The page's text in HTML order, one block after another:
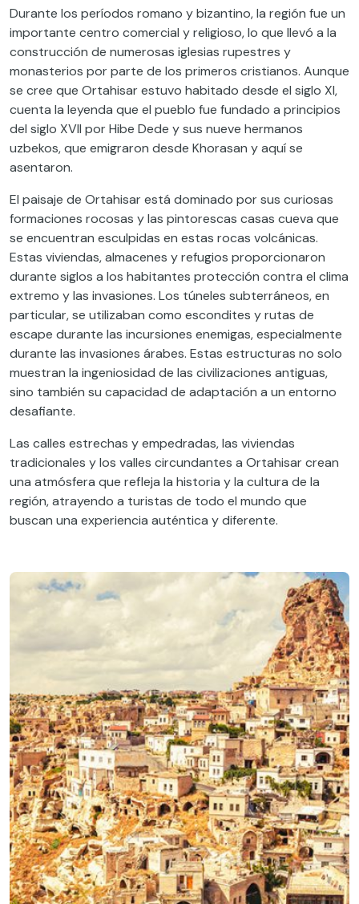
Durante los períodos romano y bizantino, la región fue un
importante centro comercial y religioso, lo que llevó a la
construcción de numerosas iglesias rupestres y
monasterios por parte de los primeros cristianos. Aunque
se cree que Ortahisar estuvo habitado desde el siglo XI,
cuenta la leyenda que el pueblo fue fundado a principios
del siglo XVII por Hibe Dede y sus nueve hermanos
uzbekos, que emigraron desde Khorasan y aquí se
asentaron.
El paisaje de Ortahisar está dominado por sus curiosas
formaciones rocosas y las pintorescas casas cueva que
se encuentran esculpidas en estas rocas volcánicas.
Estas viviendas, almacenes y refugios proporcionaron
durante siglos a los habitantes protección contra el clima
extremo y las invasiones. Los túneles subterráneos, en
particular, se utilizaban como escondites y rutas de
escape durante las incursiones enemigas, especialmente
durante las invasiones árabes. Estas estructuras no solo
muestran la ingeniosidad de las civilizaciones antiguas,
sino también su capacidad de adaptación a un entorno
desafiante.
Las calles estrechas y empedradas, las viviendas
tradicionales y los valles circundantes a Ortahisar crean
una atmósfera que refleja la historia y la cultura de la
región, atrayendo a turistas de todo el mundo que
buscan una experiencia auténtica y diferente.